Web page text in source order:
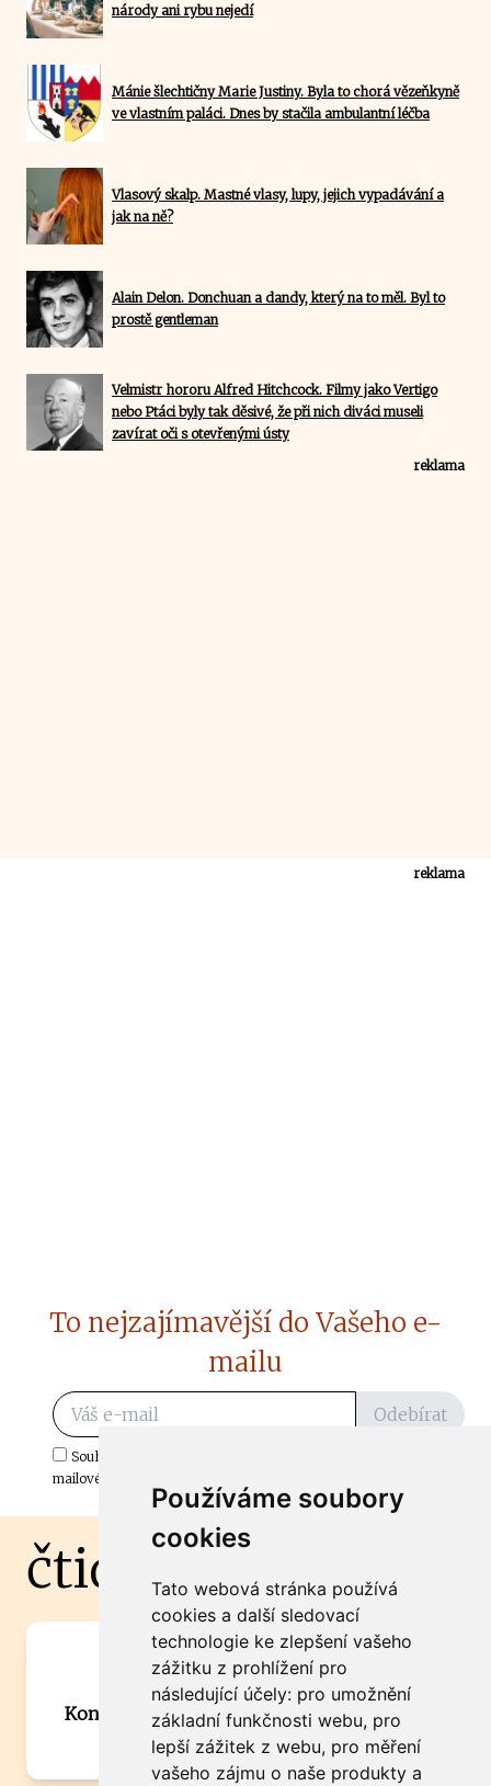
Používáme soubory
cookies
Tato webová stránka používá
cookies a další sledovací
technologie ke zlepšení vašeho
zážitku z prohlížení pro
následující účely: pro umožnění
základní funkčnosti webu, pro
lepší zážitek z webu, pro měření
vašeho zájmu o naše produkty a
národy ani rybu nejedí
Mánie šlechtičny Marie Justiny. Byla to chorá vězeňkyně
ve vlastním paláci. Dnes by stačila ambulantní léčba
Vlasový skalp. Mastné vlasy, lupy, jejich vypadávání a
jak na ně?
Alain Delon. Donchuan a dandy, který na to měl. Byl to
prostě gentleman
Velmistr hororu Alfred Hitchcock. Filmy jako Vertigo
nebo Ptáci byly tak děsivé, že při nich diváci museli
zavírat oči s otevřenými ústy
reklama
reklama
To nejzajímavější do Vašeho e-
mailu
Odebírat
Souhlasím s odběrem důležitých zpráv ze ČtiDoma.cz do mé e-
mailové schránky.
čtidoma.cz
Máte zajímavou informaci? Chcete
spolupracovat?
Kontaktujte šéfredaktora Martina Chalupu:
chalupa@ctidoma.cz